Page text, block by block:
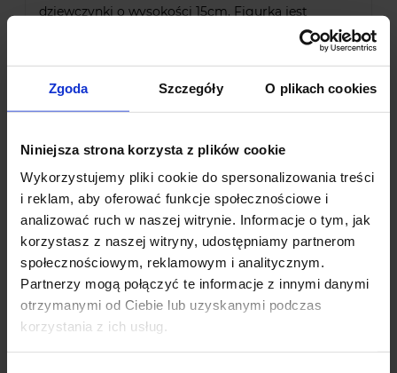
Zgoda Szczegóły O plikach cookies
Niniejsza strona korzysta z plików cookie
Wykorzystujemy pliki cookie do spersonalizowania treści
i reklam, aby oferować funkcje społecznościowe i
analizować ruch w naszej witrynie. Informacje o tym, jak
korzystasz z naszej witryny, udostępniamy partnerom
społecznościowym, reklamowym i analitycznym.
Partnerzy mogą połączyć te informacje z innymi danymi
otrzymanymi od Ciebie lub uzyskanymi podczas
korzystania z ich usług.
dziewczynki o wysokości 15cm. Figurka jest
wykonana z dużą dbałością o szczegóły, bardzo
Okazje cenowe